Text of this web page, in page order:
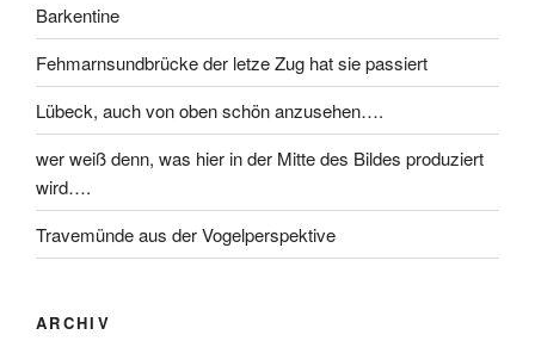
Barkentine
Fehmarnsundbrücke der letze Zug hat sie passiert
Lübeck, auch von oben schön anzusehen….
wer weiß denn, was hier in der Mitte des Bildes produziert
wird….
Travemünde aus der Vogelperspektive
ARCHIV